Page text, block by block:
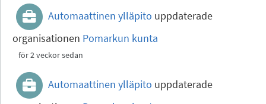
Automaattinen ylläpito uppdaterade
organisationen Pomarkun kunta
för 2 veckor sedan
Automaattinen ylläpito uppdaterade